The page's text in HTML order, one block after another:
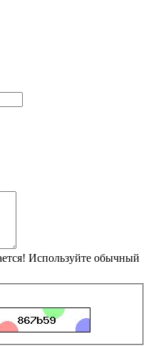
Используйте обычный